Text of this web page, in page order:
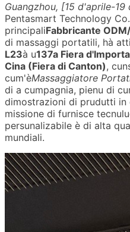
Guangzhou, [15 d'aprile-19
Pentasmart Technology
principaliFabbricante
di massaggi portatili, hà
L23à u137a Fiera
Cina (Fiera di Canton),
cum'èMassaggiatore
di a cumpagnia, pienu di
dimostrazioni di prudutti
missione di furnisce
persunalizabile è di alta
mundiali.